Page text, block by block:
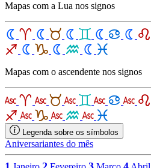
Mapas com a Lua nos signos
Mapas com o ascendente nos signos
Legenda sobre os símbolos
Aniversariantes do mês